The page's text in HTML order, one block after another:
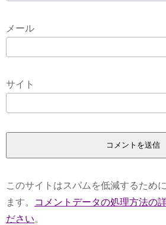
メール
サイト
このサイトはスパムを低減するため
ます。
コメントデータの処理方法の
ださい。